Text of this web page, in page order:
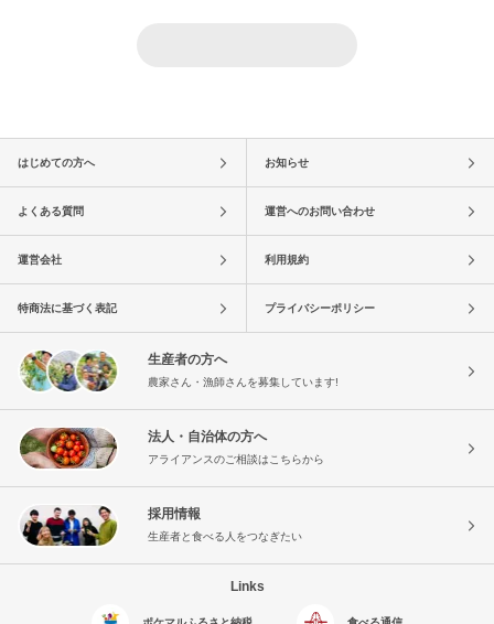
はじめての方へ お知らせ
よくある質問 運営へのお問い合わせ
運営会社 利用規約
特商法に基づく表記 プライバシーポリシー
生産者の方へ
農家さん・漁師さんを募集しています!
法人・自治体の方へ
アライアンスのご相談はこちらから
採用情報
生産者と食べる人をつなぎたい
Links